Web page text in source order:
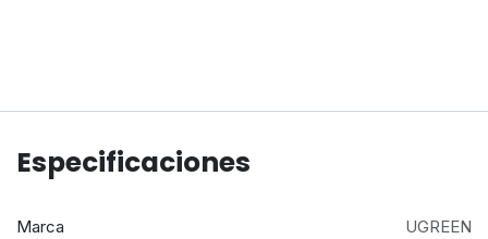
Especificaciones
Marca UGREEN